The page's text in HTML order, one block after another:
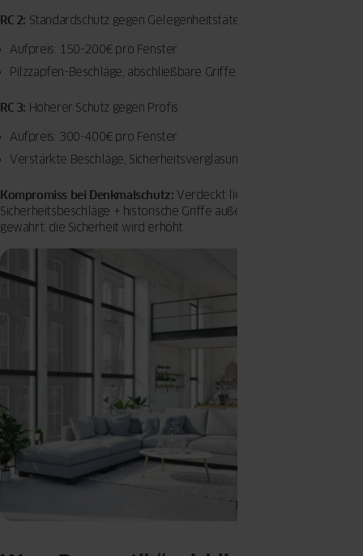
RC 2: Standardschutz gegen Gelegenheitstäter
Aufpreis: 150-200€ pro Fenster
Pilzzapfen-Beschläge, abschließbare Griffe
RC 3: Höherer Schutz gegen Profis
Aufpreis: 300-400€ pro Fenster
Verstärkte Beschläge, Sicherheitsverglasung
Kompromiss bei Denkmalschutz: Verdeckt liegende
Sicherheitsbeschläge + historische Griffe außen. So bleibt die Optik
gewahrt, die Sicherheit wird erhöht.